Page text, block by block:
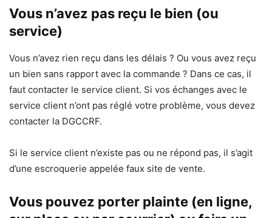
Vous n’avez pas reçu le bien (ou
service)
Vous n’avez rien reçu dans les délais ? Ou vous avez reçu
un bien sans rapport avec la commande ? Dans ce cas, il
faut contacter le service client. Si vos échanges avec le
service client n’ont pas réglé votre problème, vous devez
contacter la DGCCRF.
Si le service client n’existe pas ou ne répond pas, il s’agit
d’une escroquerie appelée faux site de vente.
Vous pouvez porter plainte (en ligne,